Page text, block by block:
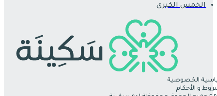
الخمس الكبرى
الخصوصية
و الأحكام